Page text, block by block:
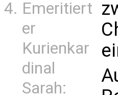
Emeritiert
er
Kurienkar
dinal
Sarah: